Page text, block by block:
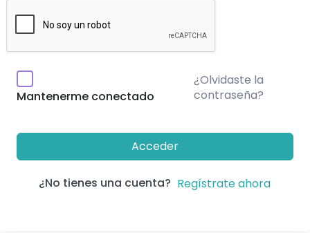
Mantenerme conectado
¿Olvidaste la
contraseña?
Acceder
¿No tienes una cuenta? Regístrate ahora